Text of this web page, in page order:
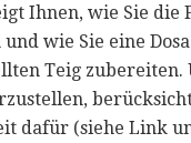
Ihnen, wie Sie
wie Sie eine
Teig zubereiten.
dafür (siehe Link